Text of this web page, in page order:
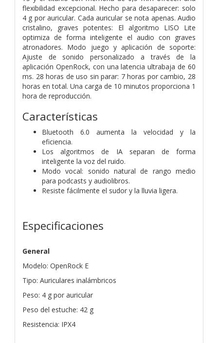
flexibilidad excepcional. Hecho para desaparecer: solo
4 g por auricular. Cada auricular se nota apenas. Audio
cristalino, graves potentes: El algoritmo LISO Lite
optimiza de forma inteligente el audio con graves
atronadores. Modo juego y aplicación de soporte:
Ajuste de sonido personalizado a través de la
aplicación OpenRock, con una latencia ultrabaja de 60
ms. 28 horas de uso sin parar: 7 horas por cambio, 28
horas en total. Una carga de 10 minutos proporciona 1
hora de reproducción.
Características
Bluetooth 6.0 aumenta la velocidad y la
eficiencia.
Los algoritmos de IA separan de forma
inteligente la voz del ruido.
Modo vocal: sonido natural de rango medio
para podcasts y audiolibros.
Resiste fácilmente el sudor y la lluvia ligera.
Especificaciones
General
Modelo: OpenRock E
Tipo: Auriculares inalámbricos
Peso: 4 g por auricular
Peso del estuche: 42 g
Resistencia: IPX4